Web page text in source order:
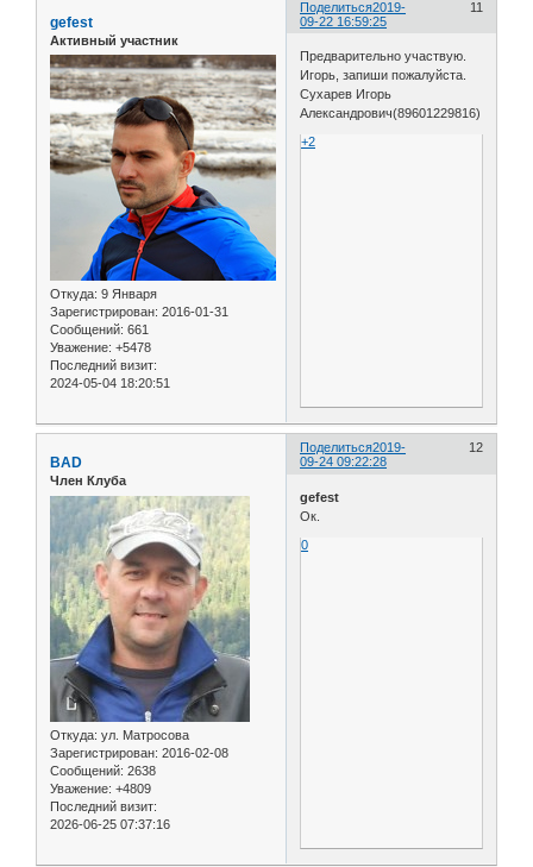
Поделиться 11
2019-
09-22 16:59:25
gefest
Активный участник
Откуда: 9 Января
Зарегистрирован: 2016-01-31
Сообщений: 661
Уважение: +5478
Последний визит:
2024-05-04 18:20:51
Предварительно участвую.
Игорь, запиши пожалуйста.
Сухарев Игорь
Александрович(89601229816)
+2
Поделиться 12
2019-
09-24 09:22:28
BAD
Член Клуба
Откуда: ул. Матросова
Зарегистрирован: 2016-02-08
Сообщений: 2638
Уважение: +4809
Последний визит:
2026-06-25 07:37:16
gefest
Ок.
0